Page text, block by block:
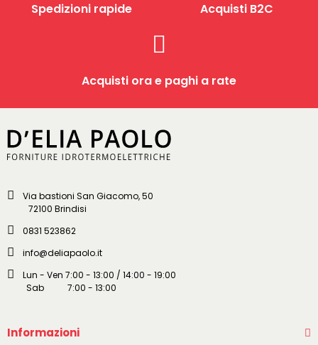
Spedizioni rapide Acquisti B2C
Acquisti ora e paghi a rate
Via bastioni San Giacomo, 50
72100 Brindisi
0831 523862
info@deliapaolo.it
Lun - Ven 7:00 - 13:00 / 14:00 - 19:00
Sab 7:00 - 13:00
Informazioni